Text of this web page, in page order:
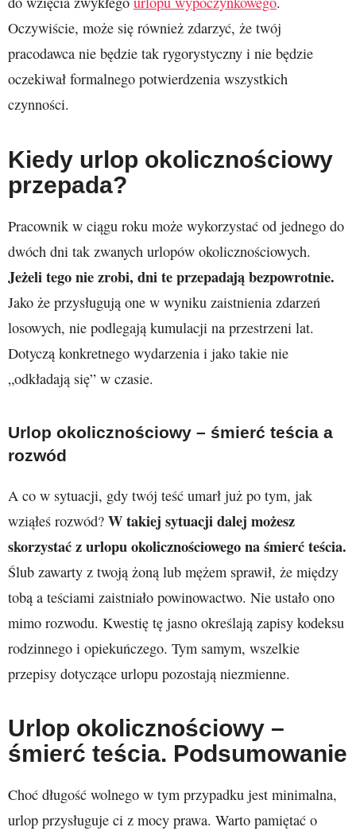
Oczywiście, może się również zdarzyć, że twój
pracodawca nie będzie tak rygorystyczny i nie będzie
oczekiwał formalnego potwierdzenia wszystkich
czynności.
Kiedy urlop okolicznościowy
przepada?
Pracownik w ciągu roku może wykorzystać od jednego do
dwóch dni tak zwanych urlopów okolicznościowych.
Jeżeli tego nie zrobi, dni te przepadają bezpowrotnie.
Jako że przysługują one w wyniku zaistnienia zdarzeń
losowych, nie podlegają kumulacji na przestrzeni lat.
Dotyczą konkretnego wydarzenia i jako takie nie
„odkładają się” w czasie.
Urlop okolicznościowy – śmierć teścia a
rozwód
A co w sytuacji, gdy twój teść umarł już po tym, jak
wziąłeś rozwód? W takiej sytuacji dalej możesz
skorzystać z urlopu okolicznościowego na śmierć teścia.
Ślub zawarty z twoją żoną lub mężem sprawił, że między
tobą a teściami zaistniało powinowactwo. Nie ustało ono
mimo rozwodu. Kwestię tę jasno określają zapisy kodeksu
rodzinnego i opiekuńczego. Tym samym, wszelkie
przepisy dotyczące urlopu pozostają niezmienne.
Urlop okolicznościowy –
śmierć teścia. Podsumowanie
Choć długość wolnego w tym przypadku jest minimalna,
urlop przysługuje ci z mocy prawa. Warto pamiętać o